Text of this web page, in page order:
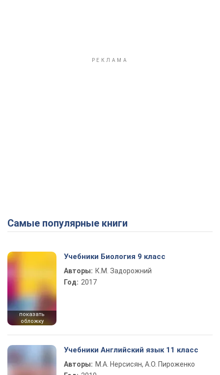
Самые популярные книги
показать
обложку
Учебники Биология 9 класс
Авторы: К.М. Задорожний
Год: 2017
Учебники Английский язык 11 класс
Авторы: М.А. Нерсисян, А.О. Пироженко